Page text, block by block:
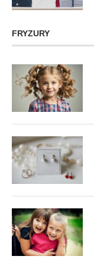
FRYZURY